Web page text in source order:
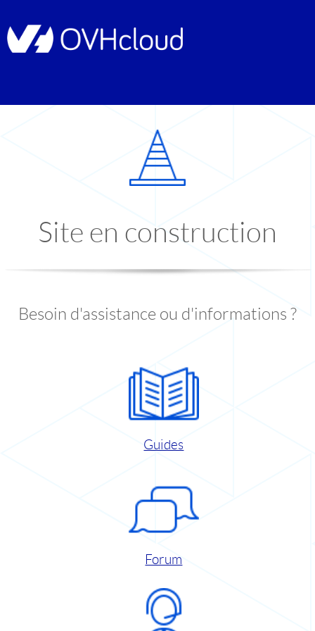
Site en construction
Besoin d'assistance ou d'informations ?
Guides
Forum